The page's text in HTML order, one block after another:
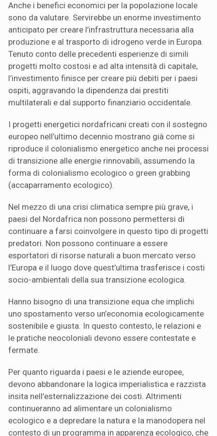
Anche i benefici economici per la popolazione locale
sono da valutare. Servirebbe un enorme investimento
anticipato per creare l’infrastruttura necessaria alla
produzione e al trasporto di idrogeno verde in Europa.
Tenuto conto delle precedenti esperienze di simili
progetti molto costosi e ad alta intensità di capitale,
l’investimento finisce per creare più debiti per i paesi
ospiti, aggravando la dipendenza dai prestiti
multilaterali e dal supporto finanziario occidentale.
I progetti energetici nordafricani creati con il sostegno
europeo nell’ultimo decennio mostrano già come si
riproduce il colonialismo energetico anche nei processi
di transizione alle energie rinnovabili, assumendo la
forma di colonialismo ecologico o green grabbing
(accaparramento ecologico).
Nel mezzo di una crisi climatica sempre più grave, i
paesi del Nordafrica non possono permettersi di
continuare a farsi coinvolgere in questo tipo di progetti
predatori. Non possono continuare a essere
esportatori di risorse naturali a buon mercato verso
l’Europa e il luogo dove quest’ultima trasferisce i costi
socio-ambientali della sua transizione ecologica.
Hanno bisogno di una transizione equa che implichi
uno spostamento verso un’economia ecologicamente
sostenibile e giusta. In questo contesto, le relazioni e
le pratiche neocoloniali devono essere contestate e
fermate.
Per quanto riguarda i paesi e le aziende europee,
devono abbandonare la logica imperialistica e razzista
insita nell’esternalizzazione dei costi. Altrimenti
continueranno ad alimentare un colonialismo
ecologico e a depredare la natura e la manodopera nel
contesto di un programma in apparenza ecologico, che